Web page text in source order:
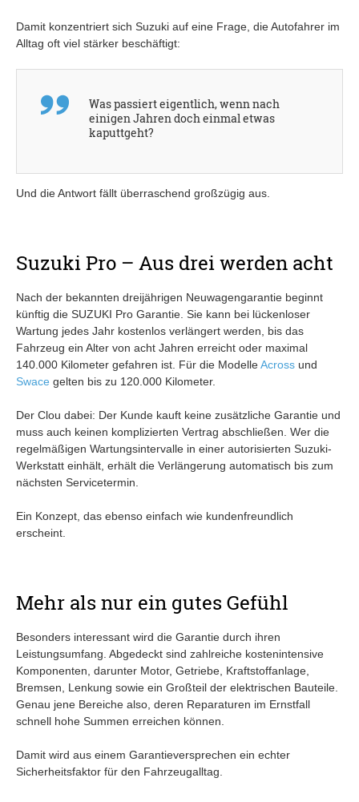
Damit konzentriert sich Suzuki auf eine Frage, die Autofahrer im
Alltag oft viel stärker beschäftigt:
Was passiert eigentlich, wenn nach
einigen Jahren doch einmal etwas
kaputtgeht?
Und die Antwort fällt überraschend großzügig aus.
Suzuki Pro – Aus drei werden acht
Nach der bekannten dreijährigen Neuwagengarantie beginnt
künftig die SUZUKI Pro Garantie. Sie kann bei lückenloser
Wartung jedes Jahr kostenlos verlängert werden, bis das
Fahrzeug ein Alter von acht Jahren erreicht oder maximal
140.000 Kilometer gefahren ist. Für die ModelleAcross und
Swace gelten bis zu 120.000 Kilometer.
Der Clou dabei: Der Kunde kauft keine zusätzliche Garantie und
muss auch keinen komplizierten Vertrag abschließen. Wer die
regelmäßigen Wartungsintervalle in einer autorisierten Suzuki-
Werkstatt einhält, erhält die Verlängerung automatisch bis zum
nächsten Servicetermin.
Ein Konzept, das ebenso einfach wie kundenfreundlich
erscheint.
Mehr als nur ein gutes Gefühl
Besonders interessant wird die Garantie durch ihren
Leistungsumfang. Abgedeckt sind zahlreiche kostenintensive
Komponenten, darunter Motor, Getriebe, Kraftstoffanlage,
Bremsen, Lenkung sowie ein Großteil der elektrischen Bauteile.
Genau jene Bereiche also, deren Reparaturen im Ernstfall
schnell hohe Summen erreichen können.
Damit wird aus einem Garantieversprechen ein echter
Sicherheitsfaktor für den Fahrzeugalltag.